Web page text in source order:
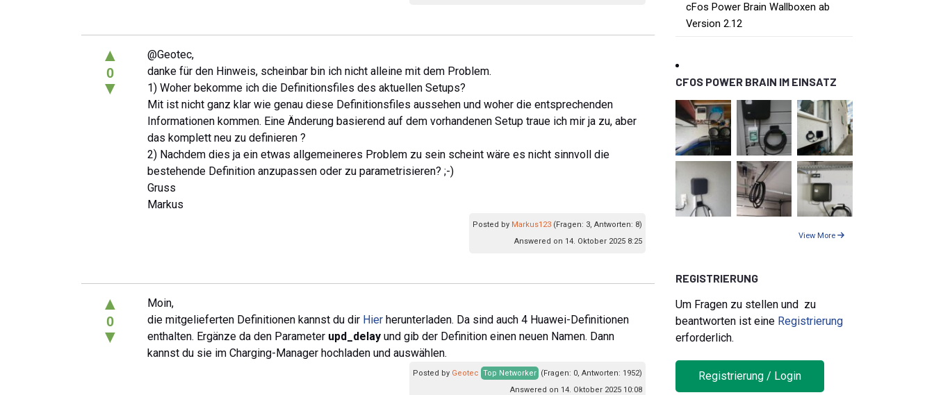
▲
0
▼
@Geotec,
danke für den Hinweis, scheinbar bin ich nicht alleine mit dem Problem.
1) Woher bekomme ich die Definitionsfiles des aktuellen Setups?
Mit ist nicht ganz klar wie genau diese Definitionsfiles aussehen und woher die entsprechenden
Informationen kommen. Eine Änderung basierend auf dem vorhandenen Setup traue ich mir ja zu, aber
das komplett neu zu definieren ?
2) Nachdem dies ja ein etwas allgemeineres Problem zu sein scheint wäre es nicht sinnvoll die
bestehende Definition anzupassen oder zu parametrisieren? ;-)
Gruss
Markus
Posted by Markus123 (Fragen: 3, Antworten: 8)
Answered on 14. Oktober 2025 8:25
▲
0
▼
Moin,
die mitgelieferten Definitionen kannst du dir Hier herunterladen. Da sind auch 4 Huawei-Definitionen
enthalten. Ergänze da den Parameter upd_delay und gib der Definition einen neuen Namen. Dann
kannst du sie im Charging-Manager hochladen und auswählen.
Posted by Geotec Top Networker (Fragen: 0, Antworten: 1952)
Answered on 14. Oktober 2025 10:08
cFos Power Brain Wallboxen ab
Version 2.12
CFOS POWER BRAIN IM EINSATZ
View More
REGISTRIERUNG
Um Fragen zu stellen und zu
beantworten ist eine Registrierung
erforderlich.
Registrierung / Login